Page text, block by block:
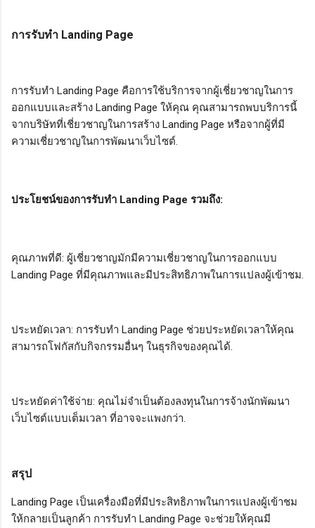
การรับทำ Landing Page
การรับทำ Landing Page คือการใช้บริการจากผู้เชี่ยวชาญในการ
ออกแบบและสร้าง Landing Page ให้คุณ คุณสามารถพบบริการนี้
จากบริษัทที่เชี่ยวชาญในการสร้าง Landing Page หรือจากผู้ที่มี
ความเชี่ยวชาญในการพัฒนาเว็บไซต์.
ประโยชน์ของการรับทำ Landing Page รวมถึง:
คุณภาพที่ดี: ผู้เชี่ยวชาญมักมีความเชี่ยวชาญในการออกแบบ
Landing Page ที่มีคุณภาพและมีประสิทธิภาพในการแปลงผู้เข้าชม.
ประหยัดเวลา: การรับทำ Landing Page ช่วยประหยัดเวลาให้คุณ
สามารถโฟกัสกับกิจกรรมอื่นๆ ในธุรกิจของคุณได้.
ประหยัดค่าใช้จ่าย: คุณไม่จำเป็นต้องลงทุนในการจ้างนักพัฒนา
เว็บไซต์แบบเต็มเวลา ที่อาจจะแพงกว่า.
สรุป
Landing Page เป็นเครื่องมือที่มีประสิทธิภาพในการแปลงผู้เข้าชม
ให้กลายเป็นลูกค้า การรับทำ Landing Page จะช่วยให้คุณมี